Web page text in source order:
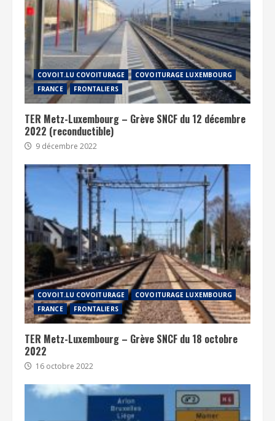
COVOIT.LU COVOITURAGE
COVOITURAGE LUXEMBOURG
FRANCE
FRONTALIERS
TER Metz-Luxembourg – Grève SNCF du 12 décembre
2022 (reconductible)
9 décembre 2022
COVOIT.LU COVOITURAGE
COVOITURAGE LUXEMBOURG
FRANCE
FRONTALIERS
TER Metz-Luxembourg – Grève SNCF du 18 octobre
2022
16 octobre 2022